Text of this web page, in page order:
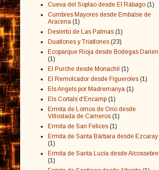
Cueva del Soplao desde El Rábago (1)
Cumbres Mayores desde Embalse de
Aracena (1)
Desierto de Las Palmas (1)
Duatlones y Triatlones (23)
Ecoparque Rioja desde Bodegas Darien
(1)
El Purche desde Monachil (1)
El Remolcador desde Figueroles (1)
Els Angels por Madremanya (1)
Els Cortals d'Encamp (1)
Ermita de Lomos de Orio desde
Villoslada de Cameros (1)
Ermita de San Felices (1)
Ermita de Santa Bárbara desde Ezcaray
(1)
Ermita de Santa Lucía desde Alcossebre
(1)